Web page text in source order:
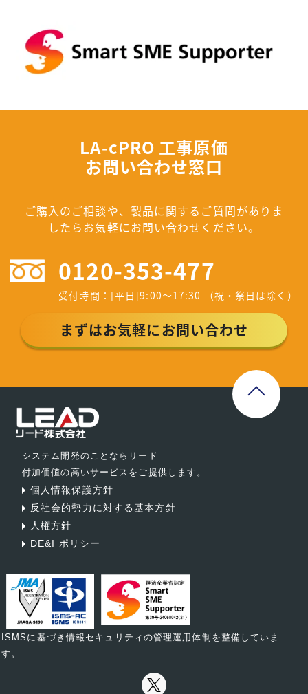
LA-cPRO 工事原価
お問い合わせ窓口
ご購入のご相談や、製品に関するご質問がありま
したらお気軽にお問い合わせください。
0120-353-477
受付時間：[平日]9:00～17:30 （祝・祭日は除く）
まずはお気軽にお問い合わせ
システム開発のことならリード
付加価値の高いサービスをご提供します。
個人情報保護方針
反社会的勢力に対する基本方針
人権方針
DE&I ポリシー
ISMSに基づき情報セキュリティの管理運用体制を整備していま
す。